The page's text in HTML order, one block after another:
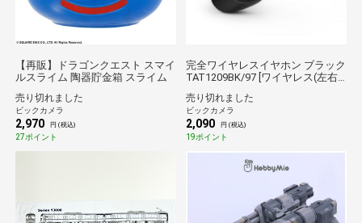
【再販】ドラゴンクエスト スマイ
ルスライム 陶器貯金箱 スライム
売り切れました
ビックカメラ
2,970 円 (税込)
27ポイント
完全ワイヤレスイヤホン ブラック
TAT1209BK/97 [ワイヤレス(左右
売り切れました
ビックカメラ
2,090 円 (税込)
19ポイント